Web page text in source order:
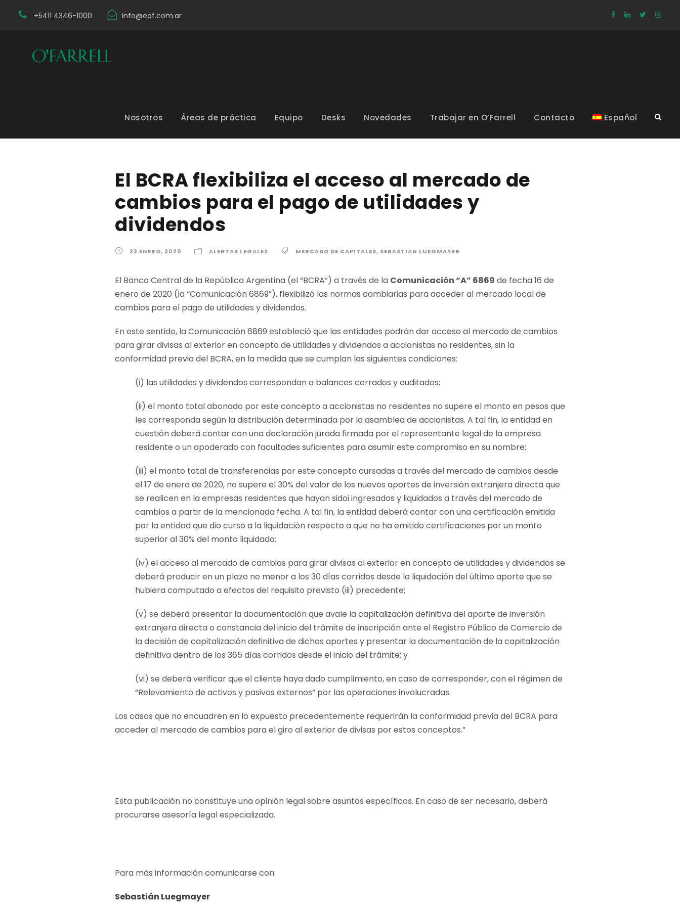
+5411 4346-1000 · info@eof.com.ar
Nosotros Áreas de práctica Equipo Desks Novedades Trabajar en O’Farrell Contacto Español
El BCRA flexibiliza el acceso al mercado de
cambios para el pago de utilidades y
dividendos
23 ENERO, 2020 ALERTAS LEGALES MERCADO DE CAPITALES, SEBASTIAN LUEGMAYER
El Banco Central de la República Argentina (el “BCRA”) a través de la Comunicación “A” 6869 de fecha 16 de
enero de 2020 (la “Comunicación 6869”), flexibilizó las normas cambiarias para acceder al mercado local de
cambios para el pago de utilidades y dividendos.
En este sentido, la Comunicación 6869 estableció que las entidades podrán dar acceso al mercado de cambios
para girar divisas al exterior en concepto de utilidades y dividendos a accionistas no residentes, sin la
conformidad previa del BCRA, en la medida que se cumplan las siguientes condiciones:
(i) las utilidades y dividendos correspondan a balances cerrados y auditados;
(ii) el monto total abonado por este concepto a accionistas no residentes no supere el monto en pesos que
les corresponda según la distribución determinada por la asamblea de accionistas. A tal fin, la entidad en
cuestión deberá contar con una declaración jurada firmada por el representante legal de la empresa
residente o un apoderado con facultades suficientes para asumir este compromiso en su nombre;
(iii) el monto total de transferencias por este concepto cursadas a través del mercado de cambios desde
el 17 de enero de 2020, no supere el 30% del valor de los nuevos aportes de inversión extranjera directa que
se realicen en la empresas residentes que hayan sidoi ingresados y liquidados a través del mercado de
cambios a partir de la mencionada fecha. A tal fin, la entidad deberá contar con una certificación emitida
por la entidad que dio curso a la liquidación respecto a que no ha emitido certificaciones por un monto
superior al 30% del monto liquidado;
(iv) el acceso al mercado de cambios para girar divisas al exterior en concepto de utilidades y dividendos se
deberá producir en un plazo no menor a los 30 días corridos desde la liquidación del último aporte que se
hubiera computado a efectos del requisito previsto (iii) precedente;
(v) se deberá presentar la documentación que avale la capitalización definitiva del aporte de inversión
extranjera directa o constancia del inicio del trámite de inscripción ante el Registro Público de Comercio de
la decisión de capitalización definitiva de dichos aportes y presentar la documentación de la capitalización
definitiva dentro de los 365 días corridos desde el inicio del trámite; y
(vi) se deberá verificar que el cliente haya dado cumplimiento, en caso de corresponder, con el régimen de
“Relevamiento de activos y pasivos externos” por las operaciones involucradas.
Los casos que no encuadren en lo expuesto precedentemente requerirán la conformidad previa del BCRA para
acceder al mercado de cambios para el giro al exterior de divisas por estos conceptos.”
Esta publicación no constituye una opinión legal sobre asuntos específicos. En caso de ser necesario, deberá
procurarse asesoría legal especializada.
Para más información comunicarse con:
Sebastián Luegmayer